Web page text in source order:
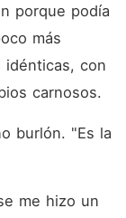
porque podía
más
idénticas, con
carnosos.
burlón. "Es la
me hizo un